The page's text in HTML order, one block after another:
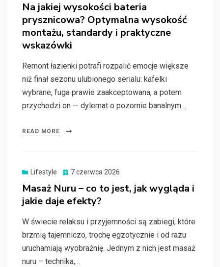
Na jakiej wysokości bateria
prysznicowa? Optymalna wysokość
montażu, standardy i praktyczne
wskazówki
Remont łazienki potrafi rozpalić emocje większe
niż finał sezonu ulubionego serialu: kafelki
wybrane, fuga prawie zaakceptowana, a potem
przychodzi on — dylemat o pozornie banalnym…
READ MORE
Lifestyle
Posted
7 czerwca 2026
Masaż Nuru – co to jest, jak wygląda i
jakie daje efekty?
W świecie relaksu i przyjemności są zabiegi, które
brzmią tajemniczo, trochę egzotycznie i od razu
uruchamiają wyobraźnię. Jednym z nich jest masaż
nuru – technika,…